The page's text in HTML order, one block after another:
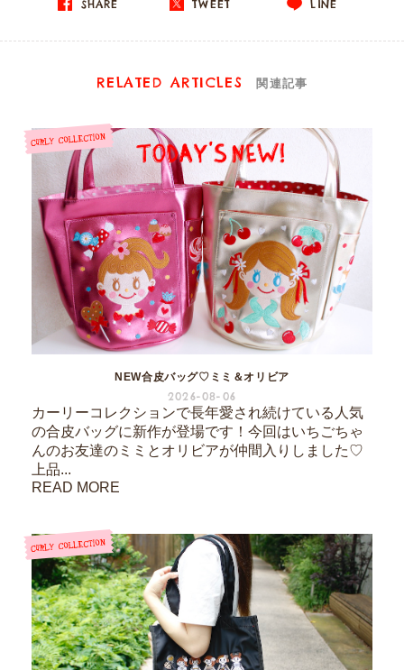
SHARE TWEET LINE
RELATED ARTICLES 関連記事
NEW合皮バッグ♡ミミ＆オリビア
2026-08-06
カーリーコレクションで長年愛され続けている人気
の合皮バッグに新作が登場です！今回はいちごちゃ
んのお友達のミミとオリビアが仲間入りしました♡
上品...
READ MORE